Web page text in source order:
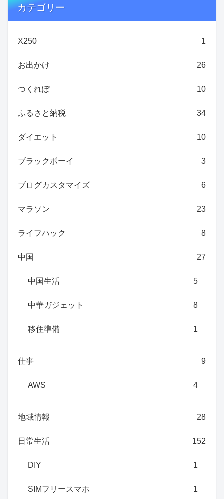
カテゴリー
X250 1
お出かけ 26
つくれぽ 10
ふるさと納税 34
ダイエット 10
ブラックボーイ 3
ブログカスタマイズ 6
マラソン 23
ライフハック 8
中国 27
中国生活 5
中華ガジェット 8
移住準備 1
仕事 9
AWS 4
地域情報 28
日常生活 152
DIY 1
SIMフリースマホ 1